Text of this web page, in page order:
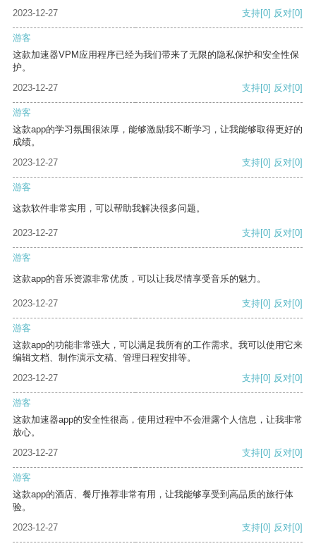
2023-12-27 支持[0] 反对[0]
游客
这款加速器VPM应用程序已经为我们带来了无限的隐私保护和安全性保
护。
2023-12-27
支持[0] 反对[0]
游客
这款app的学习氛围很浓厚，能够激励我不断学习，让我能够取得更好的
成绩。
2023-12-27
支持[0] 反对[0]
游客
这款软件非常实用，可以帮助我解决很多问题。
2023-12-27 支持[0] 反对[0]
游客
这款app的音乐资源非常优质，可以让我尽情享受音乐的魅力。
2023-12-27 支持[0] 反对[0]
游客
这款app的功能非常强大，可以满足我所有的工作需求。我可以使用它来
编辑文档、制作演示文稿、管理日程安排等。
2023-12-27
支持[0] 反对[0]
游客
这款加速器app的安全性很高，使用过程中不会泄露个人信息，让我非常
放心。
2023-12-27
支持[0] 反对[0]
游客
这款app的酒店、餐厅推荐非常有用，让我能够享受到高品质的旅行体
验。
2023-12-27
支持[0] 反对[0]